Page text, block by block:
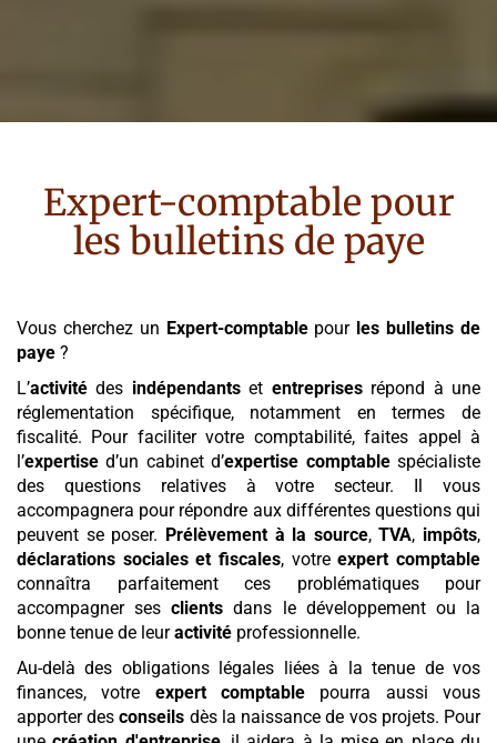
Expert-comptable pour
les bulletins de paye
Vous cherchez un Expert-comptablepour les bulletins de
paye ?
L’activité des indépendantset entreprisesrépond à une
réglementation spécifique, notamment en termes de
fiscalité. Pour faciliter votre comptabilité, faites appel à
l’expertise d’un cabinet d’expertise comptablespécialiste
des questions relatives à votre secteur. Il vous
accompagnera pour répondre aux différentes questions qui
peuvent se poser. Prélèvement à la source,TVA, impôts,
déclarations sociales et fiscales, votreexpert comptable
connaîtra parfaitement ces problématiques pour
accompagner sesclients dans le développement ou la
bonne tenue de leuractivité professionnelle.
Au-delà des obligations légales liées à la tenue de vos
finances, votre expert comptable pourra aussi vous
apporter desconseils dès la naissance de vos projets. Pour